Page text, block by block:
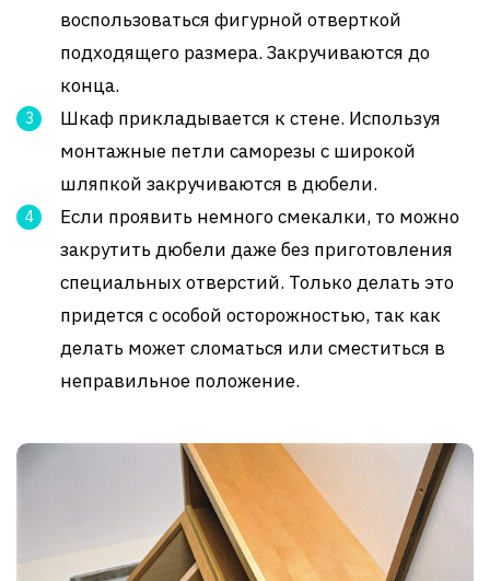
воспользоваться фигурной отверткой
подходящего размера. Закручиваются до
конца.
Шкаф прикладывается к стене. Используя
монтажные петли саморезы с широкой
шляпкой закручиваются в дюбели.
Если проявить немного смекалки, то можно
закрутить дюбели даже без приготовления
специальных отверстий. Только делать это
придется с особой осторожностью, так как
делать может сломаться или сместиться в
неправильное положение.